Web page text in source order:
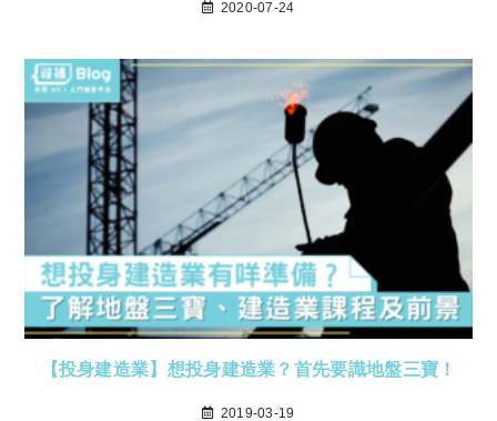
2020-07-24
【投身建造業】想投身建造業？首先要識地盤三寶！
2019-03-19